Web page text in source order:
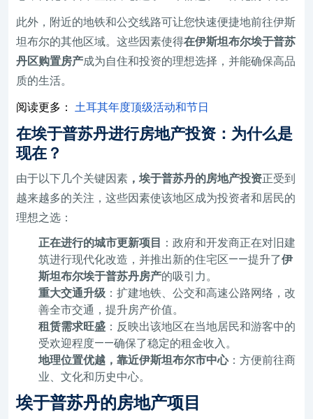
此外，附近的地铁和公交线路可让您快速便捷地前往伊斯
坦布尔的其他区域。这些因素使得在伊斯坦布尔埃于普苏
丹区购置房产成为自住和投资的理想选择，并能确保高品
质的生活。
阅读更多： 土耳其年​​度顶级活动和节日
在埃于普苏丹进行房地产投资：为什么是
现在？
由于以下几个关键因素 ，埃于普苏丹的房地产投资正受到
越来越多的关注，这些因素使该地区成为投资者和居民的
理想之选：
正在进行的城市更新项目 ：政府和开发商正在对旧建
筑进行现代化改造，并推出新的住宅区——提升了伊
斯坦布尔埃于普苏丹房产的吸引力。
重大交通升级 ：扩建地铁、公交和高速公路网络，改
善全市交通，提升房产价值。
租赁需求旺盛 ：反映出该地区在当地居民和游客中的
受欢迎程度——确保了稳定的租金收入。
地理位置优越，靠近伊斯坦布尔市中心：方便前往商
业、文化和历史中心。
埃于普苏丹的房地产项目